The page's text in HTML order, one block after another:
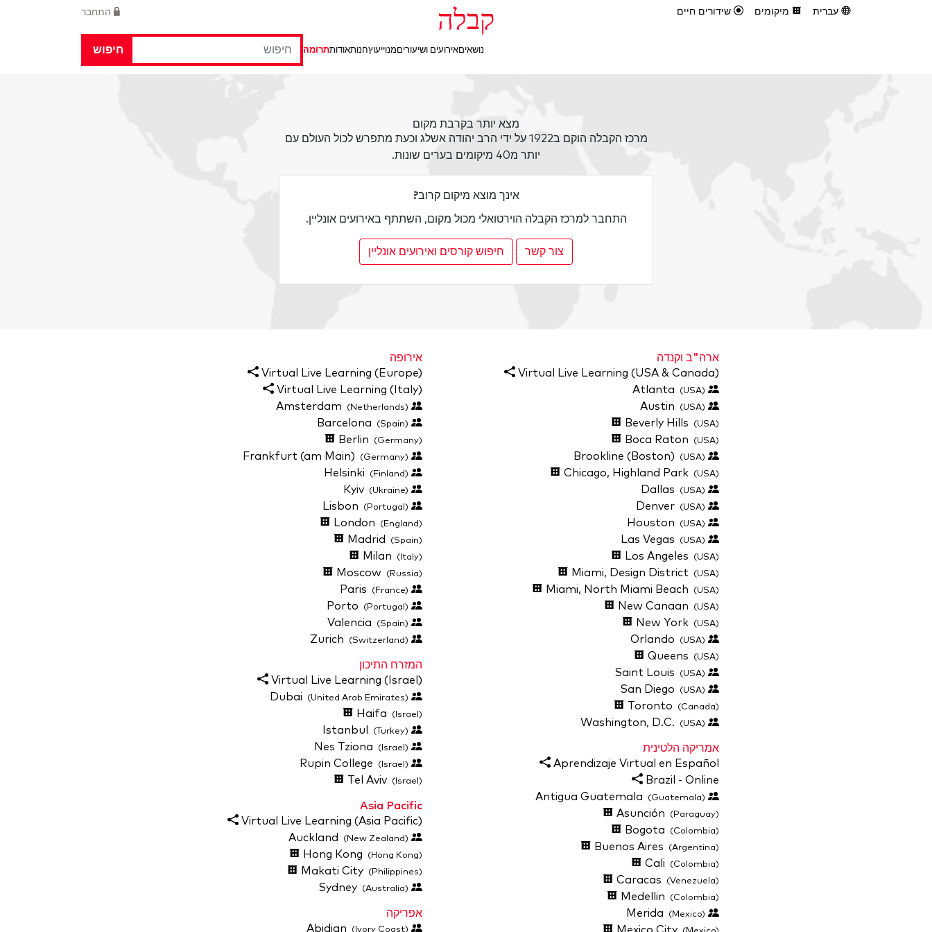
התחבר עברית מיקומים שידורים חיים קבלה
חיפוש נושאיםאירועים ושיעוריםמנוייעוץחנותאודותתרומה
מצא יותר בקרבת מקום
מרכז הקבלה הוקם ב1922 על ידי הרב יהודה אשלג וכעת מתפרש לכול העולם עם
יותר מ40 מיקומים בערים שונות.
אינך מוצא מיקום קרוב?
התחבר למרכז הקבלה הוירטואלי מכול מקום, השתתף באירועים אונליין.
צור קשר חיפוש קורסים ואירועים אונליין
ארה"ב וקנדה
Virtual Live Learning (USA & Canada)
(USA)
(USA)
Beverly Hills (USA)
Boca Raton (USA)
(USA)
Chicago, Highland Park (USA)
(USA)
(USA)
(USA)
(USA)
Los Angeles (USA)
Miami, Design District (USA)
Miami, North Miami Beach (USA)
New Canaan (USA)
New York (USA)
(USA)
Queens (USA)
(USA)
(USA)
Toronto (Canada)
(USA)
אמריקה הלטינית
Aprendizaje Virtual en Español
Brazil - Online
(Guatemala)
Asunción (Paraguay)
Bogota (Colombia)
Buenos Aires (Argentina)
Cali (Colombia)
Caracas (Venezuela)
Medellin (Colombia)
(Mexico)
אירופה
Virtual Live Learning (Europe)
Virtual Live Learning (Italy)
(Netherlands)
(Spain)
Berlin (Germany)
(Germany)
(Finland)
(Ukraine)
(Portugal)
London (England)
Madrid (Spain)
Milan (Italy)
Moscow (Russia)
(France)
(Portugal)
(Spain)
(Switzerland)
המזרח התיכון
Virtual Live Learning (Israel)
(United Arab Emirates)
Haifa (Israel)
(Turkey)
(Israel)
(Israel)
Tel Aviv (Israel)
Asia Pacific
Virtual Live Learning (Asia Pacific)
(New Zealand)
Hong Kong (Hong Kong)
Makati City (Philippines)
(Australia)
אפריקה
(Ivory Coast)